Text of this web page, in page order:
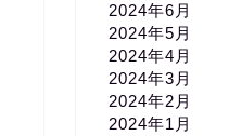
2024年6月
2024年5月
2024年4月
2024年3月
2024年2月
2024年1月